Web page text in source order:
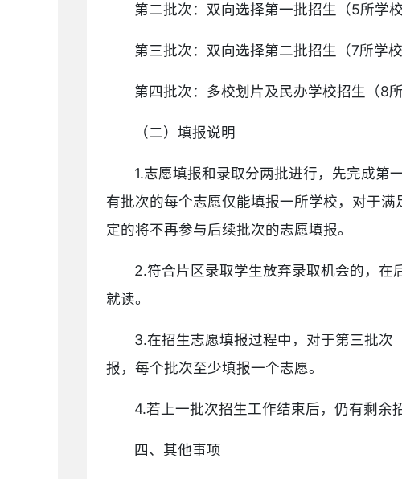
第二批次：双向选择第一批招生（5所学校
第三批次：双向选择第二批招生（7所学
第四批次：多校划片及民办学校招生（8
（二）填报说明
1.志愿填报和录取分两批进行，先完成第
有批次的每个志愿仅能填报一所学校，对于
定的将不再参与后续批次的志愿填报。
2.符合片区录取学生放弃录取机会的，在
就读。
3.在招生志愿填报过程中，对于第三批次
报，每个批次至少填报一个志愿。
4.若上一批次招生工作结束后，仍有剩余
四、其他事项